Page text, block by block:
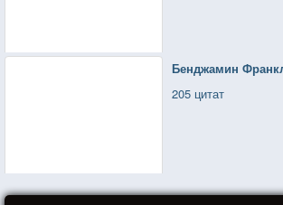
Бенджамин
205 цитат